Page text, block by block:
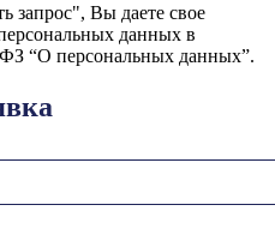
запрос", Вы даете свое
данных в
“О персональных данных”.